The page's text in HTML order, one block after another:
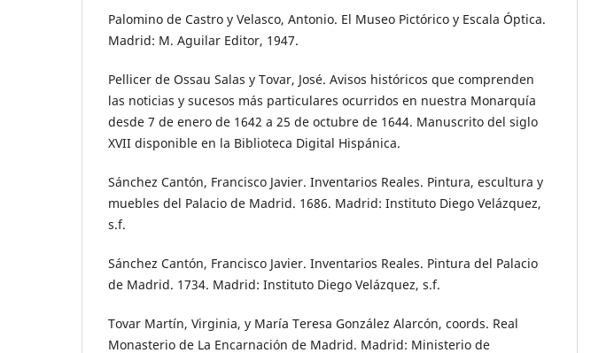
Palomino de Castro y Velasco, Antonio. El Museo Pictórico y Escala Óptica.
Madrid: M. Aguilar Editor, 1947.
Pellicer de Ossau Salas y Tovar, José. Avisos históricos que comprenden
las noticias y sucesos más particulares ocurridos en nuestra Monarquía
desde 7 de enero de 1642 a 25 de octubre de 1644. Manuscrito del siglo
XVII disponible en la Biblioteca Digital Hispánica.
Sánchez Cantón, Francisco Javier. Inventarios Reales. Pintura, escultura y
muebles del Palacio de Madrid. 1686. Madrid: Instituto Diego Velázquez,
s.f.
Sánchez Cantón, Francisco Javier. Inventarios Reales. Pintura del Palacio
de Madrid. 1734. Madrid: Instituto Diego Velázquez, s.f.
Tovar Martín, Virginia, y María Teresa González Alarcón, coords. Real
Monasterio de La Encarnación de Madrid. Madrid: Ministerio de